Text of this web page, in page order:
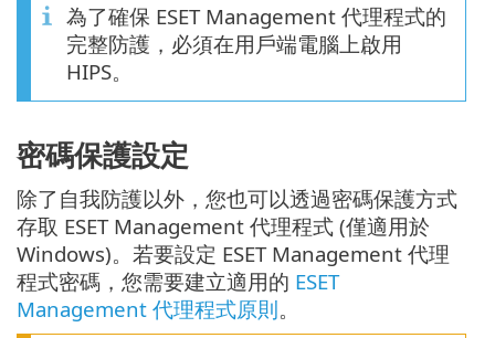
為了確保 ESET Management 代理程式的
完整防護，必須在用戶端電腦上啟用
HIPS。
密碼保護設定
除了自我防護以外，您也可以透過密碼保護方式
存取 ESET Management 代理程式 (僅適用於
Windows)。若要設定 ESET Management 代理
程式密碼，您需要建立適用的 ESET
Management 代理程式原則。